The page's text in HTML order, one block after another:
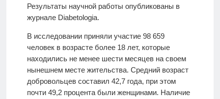
Результаты научной работы опубликованы в
журнале Diabetologia.
В исследовании приняли участие 98 659
человек в возрасте более 18 лет, которые
находились не менее шести месяцев на своем
нынешнем месте жительства. Средний возраст
добровольцев составил 42,7 года, при этом
почти 49,2 процента были женщинами. Наличие